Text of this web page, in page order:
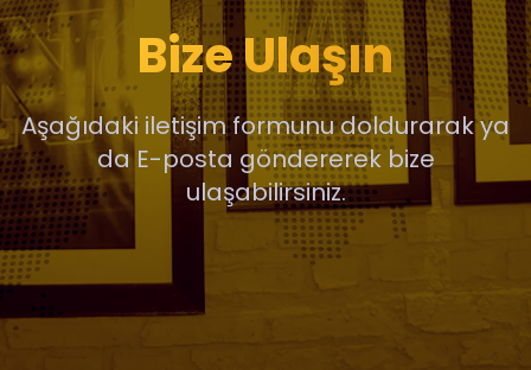
Bize Ulaşın
Aşağıdaki iletişim formunu doldurarak ya
da E-posta göndererek bize
ulaşabilirsiniz.